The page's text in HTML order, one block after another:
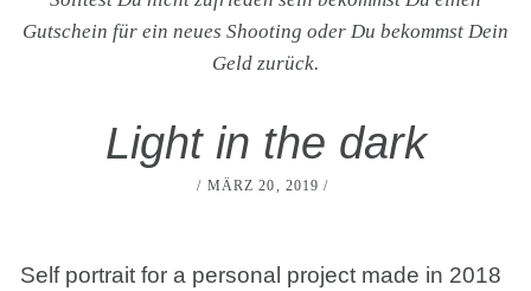
Gutschein für ein neues Shooting oder Du bekommst Dein
Geld zurück.
Light in the dark
MÄRZ 20, 2019
Self portrait for a personal project made in 2018